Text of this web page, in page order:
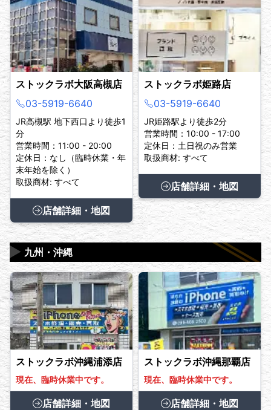
ストックラボ大阪高槻店
03-5919-6640
JR高槻駅 地下西口より徒歩1
分
営業時間：11:00 - 20:00
定休日：なし（臨時休業・年
末年始を除く）
取扱商材: すべて
店舗詳細・地図
ストックラボ姫路店
03-5919-6640
JR姫路駅より徒歩2分
営業時間：10:00 - 17:00
定休日：土日祝のみ営業
取扱商材: すべて
店舗詳細・地図
九州・沖縄
▶
ストックラボ沖縄浦添店
現在、臨時休業中です。
店舗詳細・地図
ストックラボ沖縄那覇店
現在、臨時休業中です。
店舗詳細・地図